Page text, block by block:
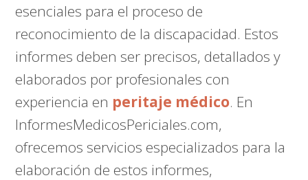
esenciales para el proceso de
reconocimiento de la discapacidad. Estos
informes deben ser precisos, detallados y
elaborados por profesionales con
experiencia en peritaje médico. En
InformesMedicosPericiales.com,
ofrecemos servicios especializados para la
elaboración de estos informes,